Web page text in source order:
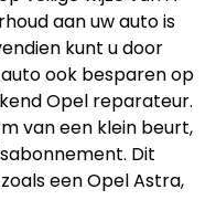
aan uw auto is
kunt u door
ook besparen op
Opel reparateur.
van een klein beurt,
Dit
een Opel Astra,